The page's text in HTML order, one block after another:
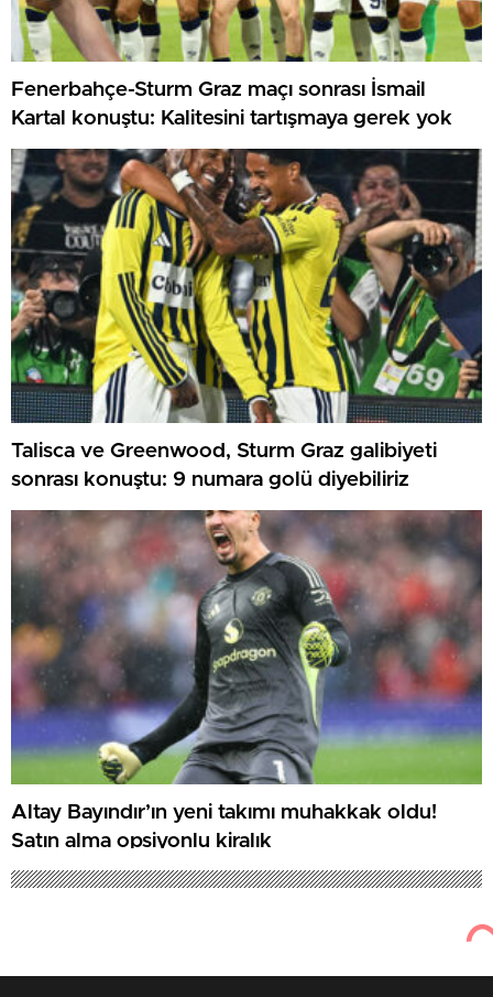
Fenerbahçe-Sturm Graz maçı sonrası İsmail
Kartal konuştu: Kalitesini tartışmaya gerek yok
Talisca ve Greenwood, Sturm Graz galibiyeti
sonrası konuştu: 9 numara golü diyebiliriz
Altay Bayındır’ın yeni takımı muhakkak oldu!
Satın alma opsiyonlu kiralık